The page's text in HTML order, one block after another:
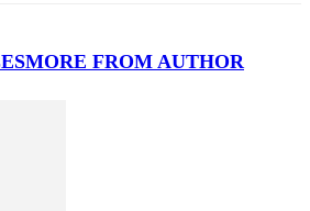
MORE FROM AUTHOR